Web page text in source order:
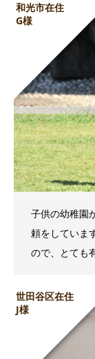
和光市在住
G様
子供の幼稚園
頼をしていま
ので、とても
世田谷区在住
J様